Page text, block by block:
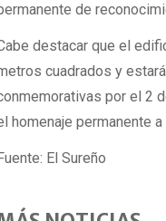
de
destacar que el
cuadrados y
por el 2
homenaje permanente
Fuente: El Sureño